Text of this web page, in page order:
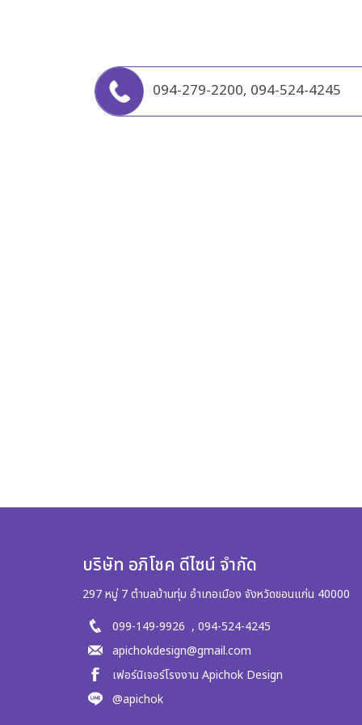
094-279-2200, 094-524-4245
บริษัท อภิโชค ดีไซน์ จำกัด
297 หมู่ 7 ตำบลบ้านทุ่ม อำเภอเมือง จังหวัดขอนแก่น 40000
099-149-9926 , 094-524-4245
apichokdesign@gmail.com
เฟอร์นิเจอร์โรงงาน Apichok Design
@apichok